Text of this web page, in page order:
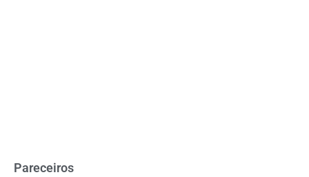
Pareceiros